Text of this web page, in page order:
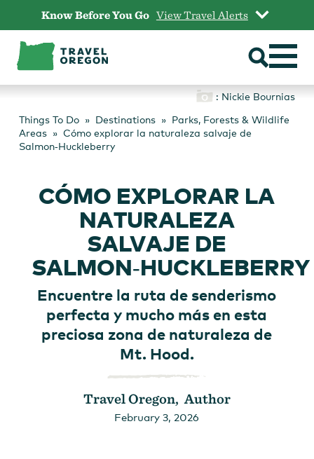
content
Know Before You Go View Travel Alerts
: Nickie Bournias
Things To Do
Destinations
Parks, Forests & Wildlife
Areas
Cómo explorar la naturaleza salvaje de
Salmon‑Huckleberry
CÓMO EXPLORAR LA
NATURALEZA
SALVAJE DE
SALMON‑HUCKLEBERRY
Encuentre la ruta de senderismo
perfecta y mucho más en esta
preciosa zona de naturaleza de
Mt. Hood.
Travel Oregon, Author
February 3, 2026